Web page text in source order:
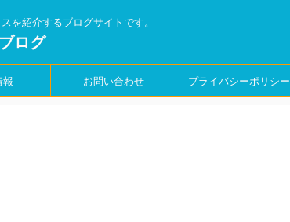
を紹介するブログサイトです。
ログ
報 お問い合わせ プライバシーポリシー